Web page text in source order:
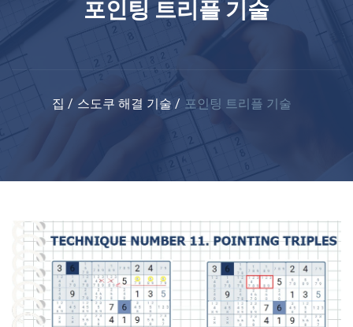
포인팅 트리플 기술
집 스도쿠 해결 기술 포인팅 트리플 기술